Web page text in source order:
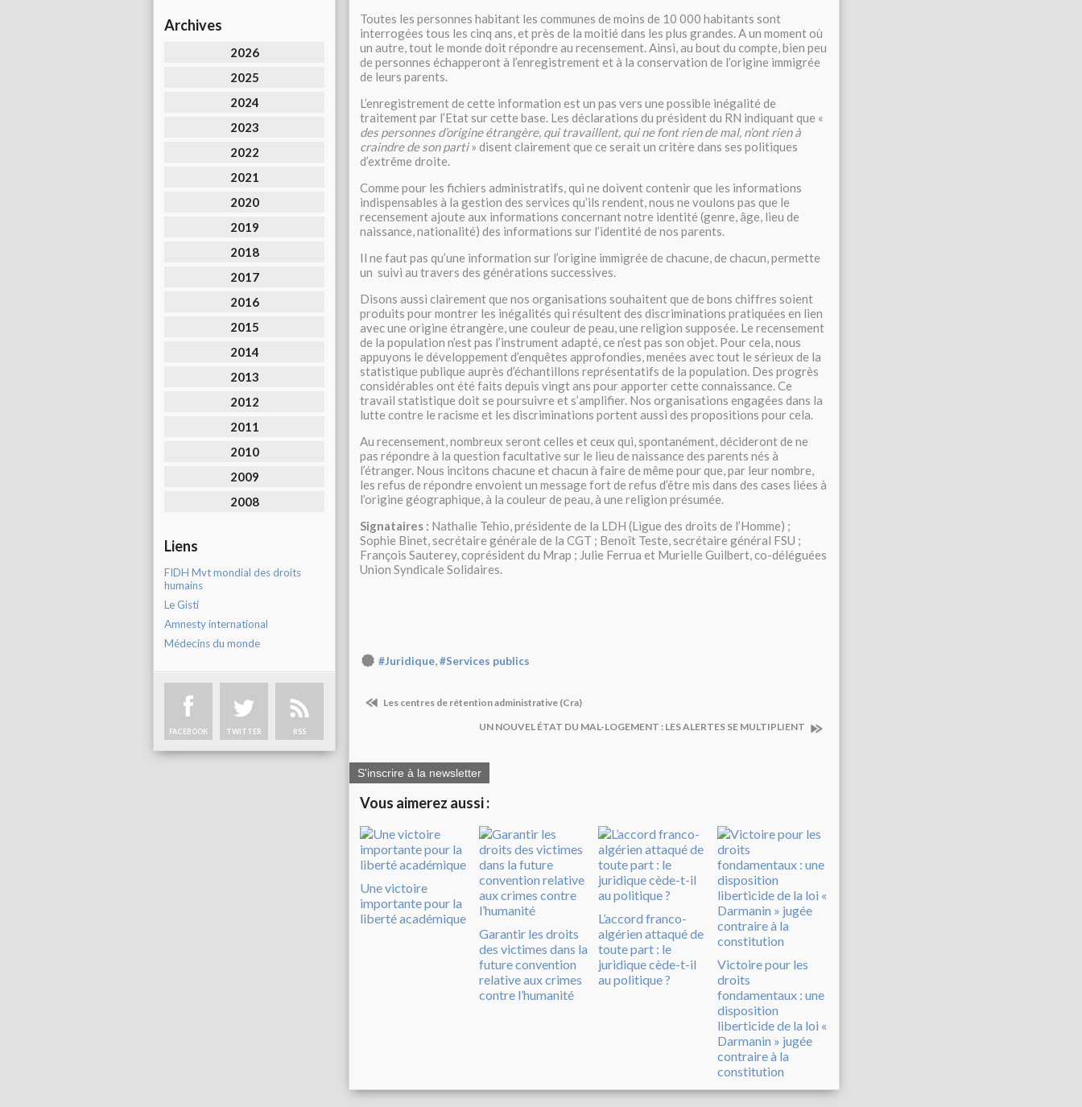
Archives
2026
2025
2024
2023
2022
2021
2020
2019
2018
2017
2016
2015
2014
2013
2012
2011
2010
2009
2008
Liens
FIDH Mvt mondial des droits
humains
Le Gisti
Amnesty international
Médecins du monde
FACEBOOK TWITTER RSS
Toutes les personnes habitant les communes de moins de 10 000 habitants sont
interrogées tous les cinq ans, et près de la moitié dans les plus grandes. A un moment où
un autre, tout le monde doit répondre au recensement. Ainsi, au bout du compte, bien peu
de personnes échapperont à l’enregistrement et à la conservation de l’origine immigrée
de leurs parents.
L’enregistrement de cette information est un pas vers une possible inégalité de
traitement par l’Etat sur cette base. Les déclarations du président du RN indiquant que «
des personnes d’origine étrangère, qui travaillent, qui ne font rien de mal, n’ont rien à
craindre de son parti» disent clairement que ce serait un critère dans ses politiques
d’extrême droite.
Comme pour les fichiers administratifs, qui ne doivent contenir que les informations
indispensables à la gestion des services qu’ils rendent, nous ne voulons pas que le
recensement ajoute aux informations concernant notre identité (genre, âge, lieu de
naissance, nationalité) des informations sur l’identité de nos parents.
Il ne faut pas qu’une information sur l’origine immigrée de chacune, de chacun, permette
un suivi au travers des générations successives.
Disons aussi clairement que nos organisations souhaitent que de bons chiffres soient
produits pour montrer les inégalités qui résultent des discriminations pratiquées en lien
avec une origine étrangère, une couleur de peau, une religion supposée. Le recensement
de la population n’est pas l’instrument adapté, ce n’est pas son objet. Pour cela, nous
appuyons le développement d’enquêtes approfondies, menées avec tout le sérieux de la
statistique publique auprès d’échantillons représentatifs de la population. Des progrès
considérables ont été faits depuis vingt ans pour apporter cette connaissance. Ce
travail statistique doit se poursuivre et s’amplifier. Nos organisations engagées dans la
lutte contre le racisme et les discriminations portent aussi des propositions pour cela.
Au recensement, nombreux seront celles et ceux qui, spontanément, décideront de ne
pas répondre à la question facultative sur le lieu de naissance des parents nés à
l’étranger. Nous incitons chacune et chacun à faire de même pour que, par leur nombre,
les refus de répondre envoient un message fort de refus d’être mis dans des cases liées à
l’origine géographique, à la couleur de peau, à une religion présumée.
Signataires : Nathalie Tehio, présidente de la LDH (Ligue des droits de l’Homme) ;
Sophie Binet, secrétaire générale de la CGT ; Benoît Teste, secrétaire général FSU ;
François Sauterey, coprésident du Mrap ; Julie Ferrua et Murielle Guilbert, co-déléguées
Union Syndicale Solidaires.
#Juridique,#Services publics
Les centres de rétention administrative (Cra)
UN NOUVEL ÉTAT DU MAL-LOGEMENT : LES ALERTES SE MULTIPLIENT
S'inscrire à la newsletter
Vous aimerez aussi :
Une victoire
importante pour la
liberté académique
Garantir les droits
des victimes dans la
future convention
relative aux crimes
contre l’humanité
L’accord franco-
algérien attaqué de
toute part : le
juridique cède-t-il
au politique ?
Victoire pour les
droits
fondamentaux : une
disposition
liberticide de la loi «
Darmanin » jugée
contraire à la
constitution